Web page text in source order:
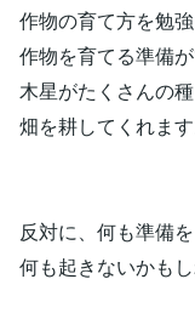
作物の育て方を勉
作物を育てる準備
木星がたくさんの
畑を耕してくれます
反対に、何も準備
何も起きないかもし